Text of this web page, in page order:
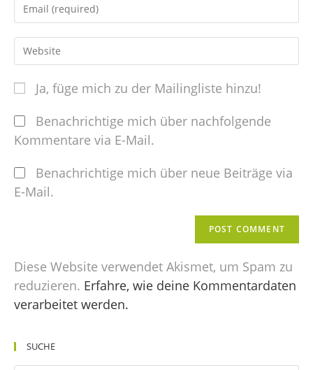
Ja, füge mich zu der Mailingliste hinzu!
Benachrichtige mich über nachfolgende
Kommentare via E-Mail.
Benachrichtige mich über neue Beiträge via
E-Mail.
Diese Website verwendet Akismet, um Spam zu
reduzieren. Erfahre, wie deine Kommentardaten
verarbeitet werden.
SUCHE